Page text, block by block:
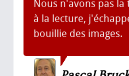
Nous n'avons pas
à la lecture,
bouillie des images.